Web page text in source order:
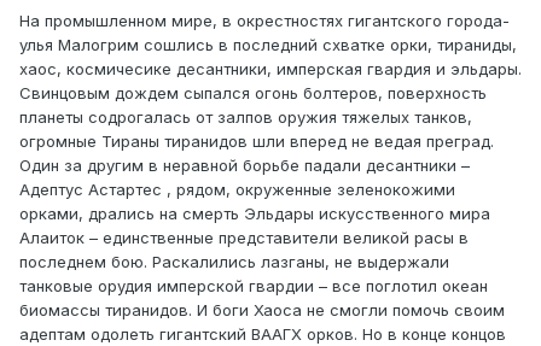
На промышленном мире, в окрестностях гигантского города-
улья Малогрим сошлись в последний схватке орки, тираниды,
хаос, космичесике десантники, имперская гвардия и эльдары.
Свинцовым дождем сыпался огонь болтеров, поверхность
планеты содрогалась от залпов оружия тяжелых танков,
огромные Тираны тиранидов шли вперед не ведая преград.
Один за другим в неравной борьбе падали десантники –
Адептус Астартес , рядом, окруженные зеленокожими
орками, дрались на смерть Эльдары искусственного мира
Алаиток – единственные представители великой расы в
последнем бою. Раскалились лазганы, не выдержали
танковые орудия имперской гвардии – все поглотил океан
биомассы тиранидов. И боги Хаоса не смогли помочь своим
адептам одолеть гигантский ВААГХ орков. Но в конце концов